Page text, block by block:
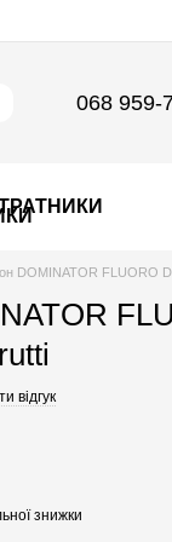
068 959-
DOMINATOR FLUORO
відгук
знижки